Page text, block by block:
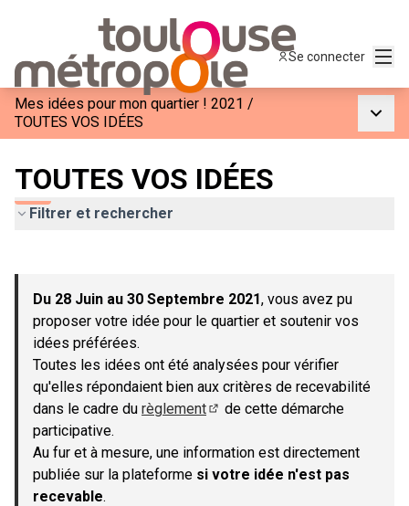
Se connecter
Mes idées pour mon quartier ! 2021 /
TOUTES VOS IDÉES
TOUTES VOS IDÉES
Filtrer et rechercher
−
Du 28 Juin au 30 Septembre 2021, vous avez pu
proposer votre idée pour le quartier et soutenir vos
idées préférées.
Toutes les idées ont été analysées pour vérifier
qu'elles répondaient bien aux critères de recevabilité
dans le cadre du règlement
de cette démarche
participative.
Au fur et à mesure, une information est directement
publiée sur la plateforme si votre idée n'est pas
recevable.